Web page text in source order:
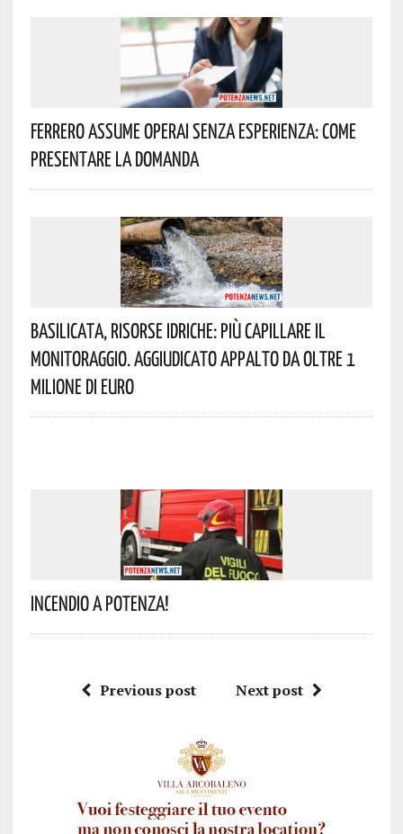
Ferrero Assume Operai Senza Esperienza: Come
Presentare La Domanda
Basilicata, Risorse Idriche: Più Capillare Il
Monitoraggio. Aggiudicato Appalto Da Oltre 1
Milione Di Euro
Incendio A Potenza!
Previous post Next post